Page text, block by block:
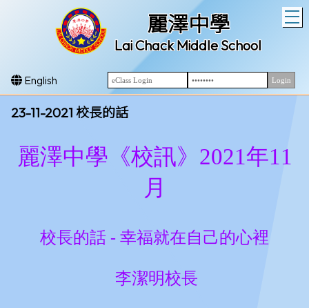
麗澤中學
Lai Chack Middle School
English
23-11-2021 校長的話